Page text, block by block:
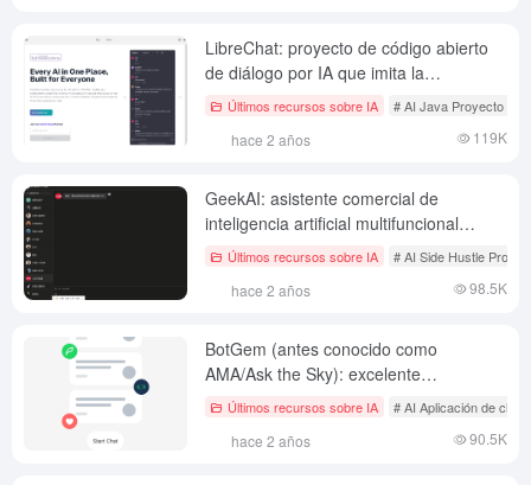
LibreChat: proyecto de código abierto
de diálogo por IA que imita la
interacción de la interfaz ChatGPT
Últimos recursos sobre IA # AI Java Proyecto de
hace 2 años 119K
GeekAI: asistente comercial de
inteligencia artificial multifuncional
autodesplegable con acceso completo
multimodelo.
Últimos recursos sobre IA # AI Side Hustle
hace 2 años 98.5K
BotGem (antes conocido como
AMA/Ask the Sky): excelente
herramienta de integración de diálogos
Últimos recursos sobre IA # AI Aplicación de chat
hace 2 años 90.5K